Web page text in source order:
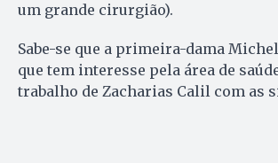
um grande cirurgião).
Sabe-se que a primeira-dama
que tem interesse pela área de
trabalho de Zacharias Calil com as